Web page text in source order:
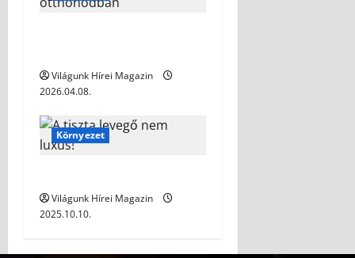
Világunk Hírei Magazin
2026.04.08.
Környezet
Világunk Hírei Magazin
2025.10.10.